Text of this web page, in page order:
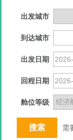
出发城市
到达城市
出发日期
回程日期
舱位等级
需